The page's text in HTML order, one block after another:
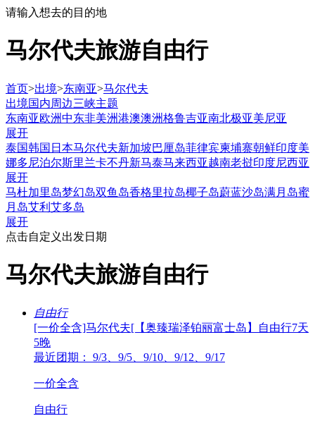
请输入想去的目的地
马尔代夫旅游自由行
首页>出境>东南亚>马尔代夫
出境国内周边三峡主题
东南亚欧洲中东非美洲港澳澳洲格鲁吉亚南北极亚美尼亚
展开
泰国韩国 日本马尔代夫新加坡巴厘岛菲律宾柬埔寨朝鲜印度美
娜多尼泊尔斯里兰卡不丹新马泰马来西亚越南老挝印度尼西亚
展开
马杜加里岛梦幻岛双鱼岛香格里拉岛椰子岛蔚蓝沙岛满月岛蜜
月岛艾利艾多岛
展开
点击自定义出发日期
马尔代夫旅游自由行
自由行
[一价全含]马尔代夫[【奥臻瑞泽铂丽富士岛】自由行7天
5晚
最近团期： 9/3、9/5、9/10、9/12、9/17
一价全含
自由行